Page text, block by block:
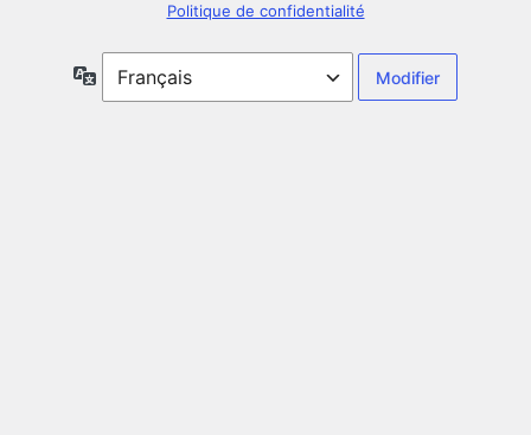
Politique de confidentialité
Langue